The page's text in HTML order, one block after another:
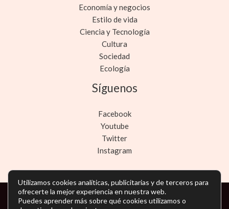
Economía y negocios
Estilo de vida
Ciencia y Tecnología
Cultura
Sociedad
Ecología
Síguenos
Facebook
Youtube
Twitter
Instagram
Copyright © Todos los derechos reservados -
Utilizamos cookies analíticas, publicitarias y de terceros para
ofrecerte la mejor experiencia en nuestra web.
Puedes aprender más sobre qué cookies utilizamos o